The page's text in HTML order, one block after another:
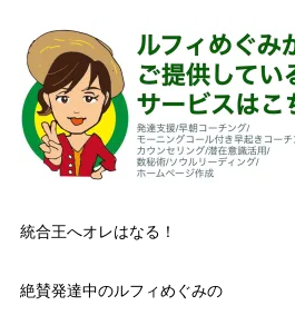
統合王へオレはなる！
絶賛発達中のルフィめぐみの